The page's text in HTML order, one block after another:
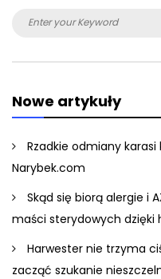
Search
Nowe artykuły
Rzadkie odmiany
Narybek.com
Skąd się biorą alergie i
maści sterydowych dzięki
Harwester nie trzyma
zacząć szukanie